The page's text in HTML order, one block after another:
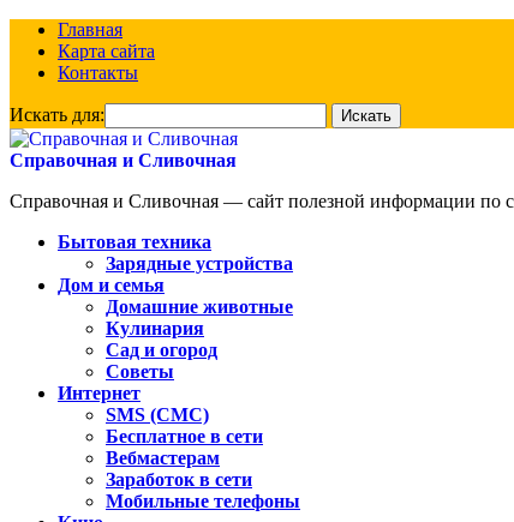
Главная
Карта сайта
Контакты
Искать для:
Справочная и Сливочная
Справочная и Сливочная — сайт полезной информации по
Бытовая техника
Зарядные устройства
Дом и семья
Домашние животные
Кулинария
Сад и огород
Советы
Интернет
SMS (СМС)
Бесплатное в сети
Вебмастерам
Заработок в сети
Мобильные телефоны